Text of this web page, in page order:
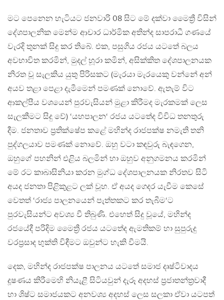
මට පෙනෙන හැටියට ජනවාරි 08 සිට මේ දක්වා මෛත්‍රී විසින්
දේශපාලනික මෙන්ම ආචාර ධාර්මික අතින්ද සාපරාධී ගණයේ
වැරදි තුනක් සිදු කර තිබේ. එක, පසුගිය රජය යටතේ බලය
අවභාවිත කරමින්, මුදල් හූරා කමින්, අසික්කිත දේශපාලනයක
නිරත වූ සැලකිය යුතු පිරිසකට (මැරයා මැරයෙකු වන්නේ අන්
අයව තළා පෙළා දැමීමෙන් පමණක් නොවේ. ඇතැම් විට
ආකල්පීය වශයෙන් පුරවැසියන් මුළා කිරීමද මැරකමක් ලෙස
සැලකීමට සිදු වේ) ‘යහපාලන‘ රජය යටතේද විවිධ තනතුරු
දීම. ජනතාව ප්‍රතික්ෂේප කළේ මහින්ද රාජපක්ෂ නමැති තනි
පුද්ගලයාව පමණක් නොවේ. ඔහු වටා කඳවුරු බැඳගෙන,
ඔහුගේ පහනින් එළිය බලමින් හා ඔහුව අනුගමනය කරමින්
මේ රට කාබාසිනියා කරන මුග්ධ දේශපාලනයක නිරතව සිටි
අයද ජනතා පිළිකුළට ලක් වූහ. ඒ අයද ගෙදර යැවීම කෙසේ
වෙතත් ‘රාජ්‍ය පාලනයෙන් පැත්තකට කර තැබීම‘ට
පුරවැසියන්ට අවශ්‍ය වී තිබුණි. එහෙත් සිදු වූයේ, මහින්ද
රජයේදී පරිදිම මෛත්‍රී රජය යටතේද ඇමතිකම් හා සුපුරුදු
වරප්‍රසාද භුක්ති විඳීමට ඔවුන්ට හැකි වීමයි.
දෙක, මහින්ද රාජපක්ෂ පාලනය යටතේ සමාජ දෘෂ්ටිවාදය
දූෂණය කිරීමෙහි නියැළී සිටියවුන් දැරූ අදහස් ප්‍රජාතන්ත්‍රවාදී
හා ශිෂ්ට සමාජයකට අනවශ්‍ය අදහස් ලෙස සලකා ඒවා යටපත්